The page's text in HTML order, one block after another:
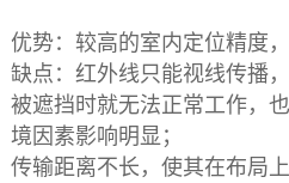
优势：较高的室内定位精度
缺点：红外线只能视线传播
被遮挡时就无法正常工作，
境因素影响明显；
传输距离不长，使其在布局